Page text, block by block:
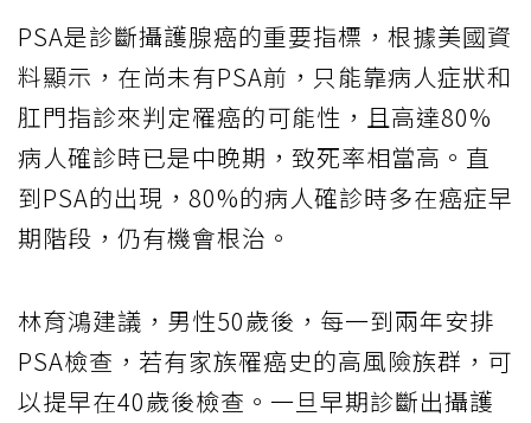
PSA是診斷攝護腺癌的重要指標，根據美國資
料顯示，在尚未有PSA前，只能靠病人症狀和
肛門指診來判定罹癌的可能性，且高達80%
病人確診時已是中晚期，致死率相當高。直
到PSA的出現，80%的病人確診時多在癌症早
期階段，仍有機會根治。
林育鴻建議，男性50歲後，每一到兩年安排
PSA檢查，若有家族罹癌史的高風險族群，可
以提早在40歲後檢查。一旦早期診斷出攝護